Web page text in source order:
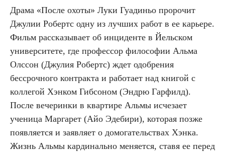
Драма «После охоты» Луки Гуадиньо пророчит
Джулии Робертс одну из лучших работ в ее карьере.
Фильм рассказывает об инциденте в Йельском
университете, где профессор философии Альма
Олссон (Джулия Робертс) ждет одобрения
бессрочного контракта и работает над книгой с
коллегой Хэнком Гибсоном (Эндрю Гарфилд).
После вечеринки в квартире Альмы исчезает
ученица Маргарет (Айо Эдебири), которая позже
появляется и заявляет о домогательствах Хэнка.
Жизнь Альмы кардинально меняется, ставя ее перед